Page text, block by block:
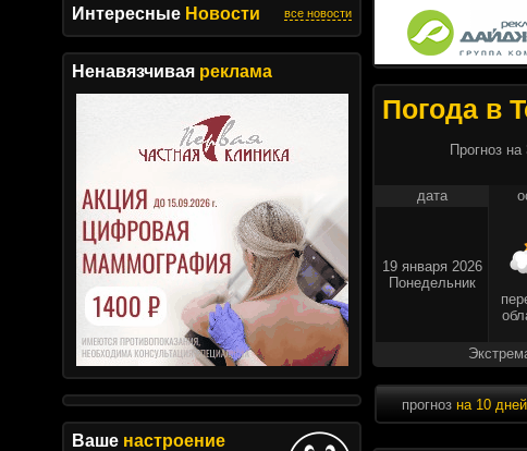
Интересные Новости все новости
Ненавязчивая реклама
Ваше настроение
Погода в
Прогноз на
дата
19 января 2026
Понедельник
прогноз на 10 дней